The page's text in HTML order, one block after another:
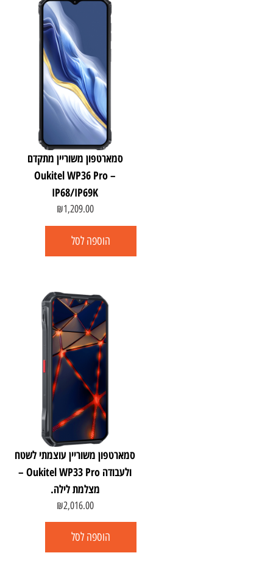
סמארטפון משוריין מתקדם
Oukitel WP36 Pro –
IP68/IP69K
₪1,209.00
הוספה לסל
סמארטפון משוריין עוצמתי לשטח
ולעבודה Oukitel WP33 Pro –
מצלמת לילה.
₪2,016.00
הוספה לסל